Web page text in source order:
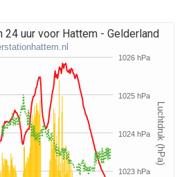
Luchtdruk (hPa)
uur voor Hattem - Gelderland
1023 hPa
1024 hPa
1025 hPa
1026 hPa